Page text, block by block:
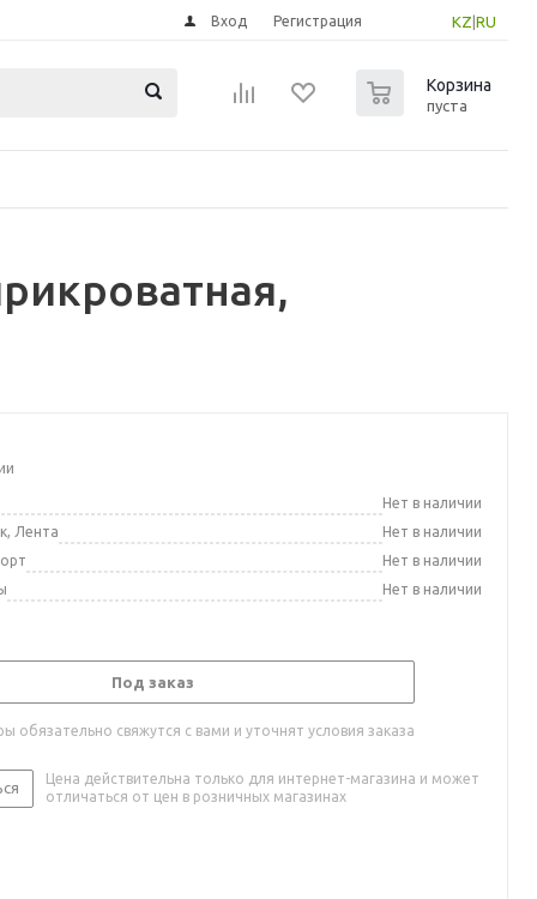
KZ RU
Вход Регистрация
Корзина
пуста
Нет в наличии
Лента
Нет в наличии
Нет в наличии
Нет в наличии
Под заказ
обязательно свяжутся с вами и уточнят условия заказа
Цена действительна только для интернет-магазина и может
отличаться от цен в розничных магазинах